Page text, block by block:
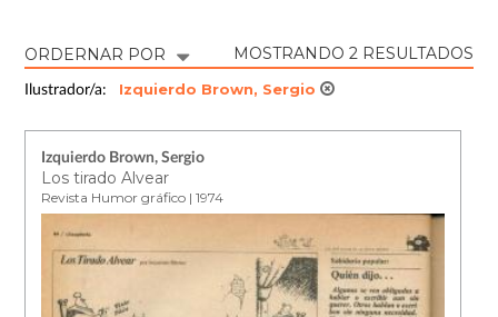
ORDERNAR POR MOSTRANDO 2 RESULTADOS
Ilustrador/a: Izquierdo Brown, Sergio
Izquierdo Brown, Sergio
Los tirado Alvear
Revista Humor gráfico | 1974